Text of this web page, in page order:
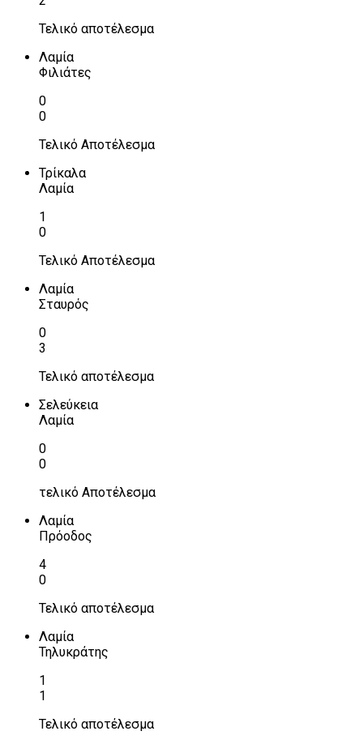
Τελικό αποτέλεσμα
Λαμία
Φιλιάτες
0
0
Τελικό Αποτέλεσμα
Τρίκαλα
Λαμία
1
0
Τελικό Αποτέλεσμα
Λαμία
Σταυρός
0
3
Τελικό αποτέλεσμα
Σελεύκεια
Λαμία
0
0
τελικό Αποτέλεσμα
Λαμία
Πρόοδος
4
0
Τελικό αποτέλεσμα
Λαμία
Τηλυκράτης
1
1
Τελικό αποτέλεσμα